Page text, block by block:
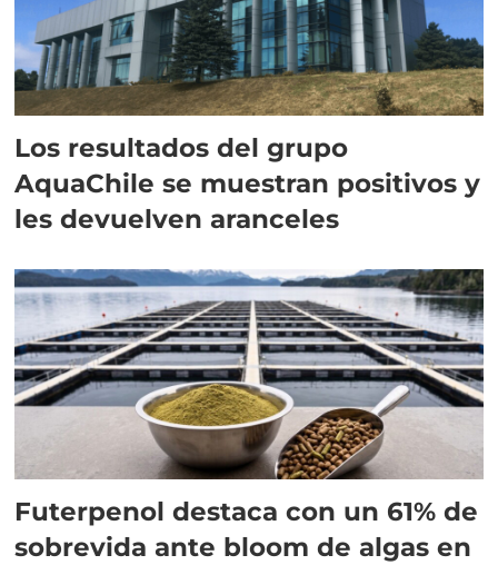
Los resultados del grupo
AquaChile se muestran positivos y
les devuelven aranceles
Futerpenol destaca con un 61% de
sobrevida ante bloom de algas en